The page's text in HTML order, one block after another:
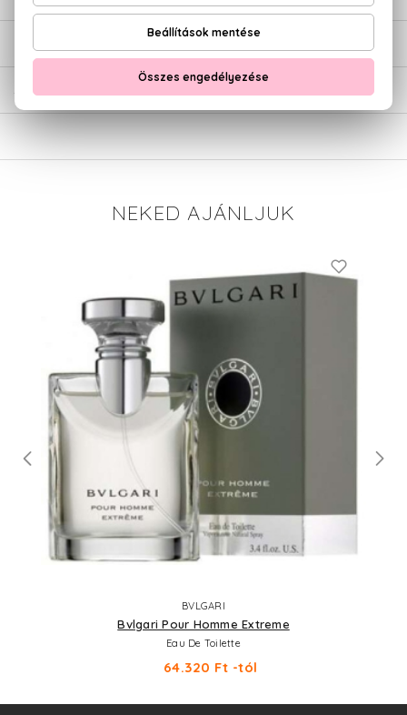
SZÁLLÍTÁS
NEKED AJÁNLJUK
BVLGARI
Bvlgari Pour Homme Extreme
Eau De Toilette
64.320 Ft -tól